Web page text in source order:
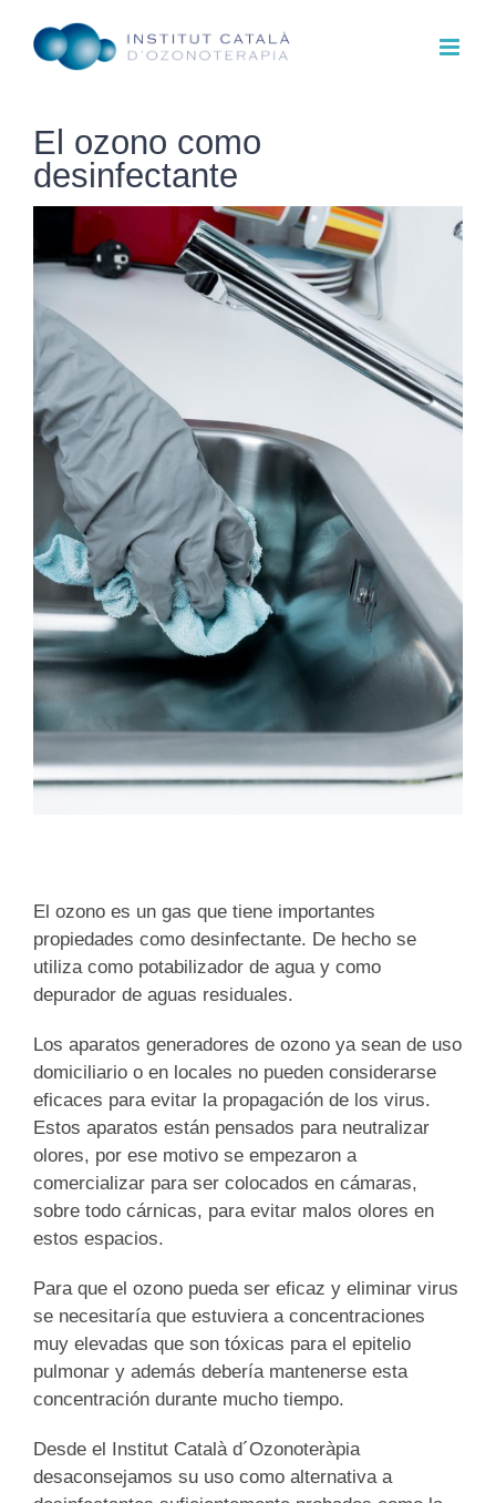
content
El ozono como
desinfectante
Image
El ozono es un gas que tiene importantes
propiedades como desinfectante. De hecho se
utiliza como potabilizador de agua y como
depurador de aguas residuales.
Los aparatos generadores de ozono ya sean de uso
domiciliario o en locales no pueden considerarse
eficaces para evitar la propagación de los virus.
Estos aparatos están pensados para neutralizar
olores, por ese motivo se empezaron a
comercializar para ser colocados en cámaras,
sobre todo cárnicas, para evitar malos olores en
estos espacios.
Para que el ozono pueda ser eficaz y eliminar virus
se necesitaría que estuviera a concentraciones
muy elevadas que son tóxicas para el epitelio
pulmonar y además debería mantenerse esta
concentración durante mucho tiempo.
Desde el Institut Català d´Ozonoteràpia
desaconsejamos su uso como alternativa a